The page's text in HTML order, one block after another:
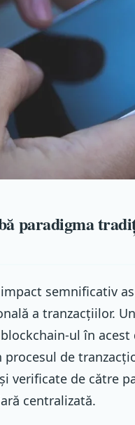
paradigma
semnificativ
a tranzacțiilor.
ul în
de
verificate de către
centralizată.